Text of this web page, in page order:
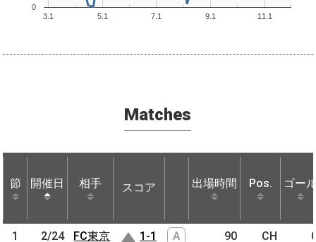
3.1 5.1 7.1 9.1 11.1
0
Matches
節 開催日 相手 スコア 出場時間 Pos. ゴー
節 開催日 相手 スコア 出場時間 Pos. ゴー
1 2/24 FC東京 1-1 A 90 CH
節 開催日 相手
1 2/24
FC東京